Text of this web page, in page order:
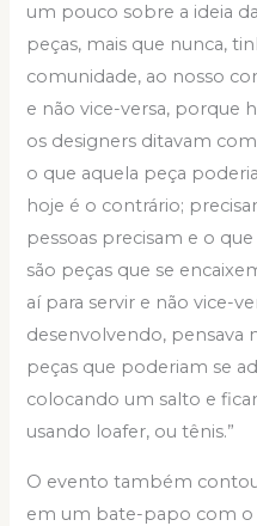
um pouco sobre a ideia
peças, mais que nunca,
comunidade, ao nosso
e não vice-versa, porque
os designers ditavam
o que aquela peça
hoje é o contrário;
pessoas precisam e o
são peças que se
aí para servir e não vice-
desenvolvendo, pensava
peças que poderiam se
colocando um salto e
usando loafer, ou tênis.”
O evento também
em um bate-papo com o